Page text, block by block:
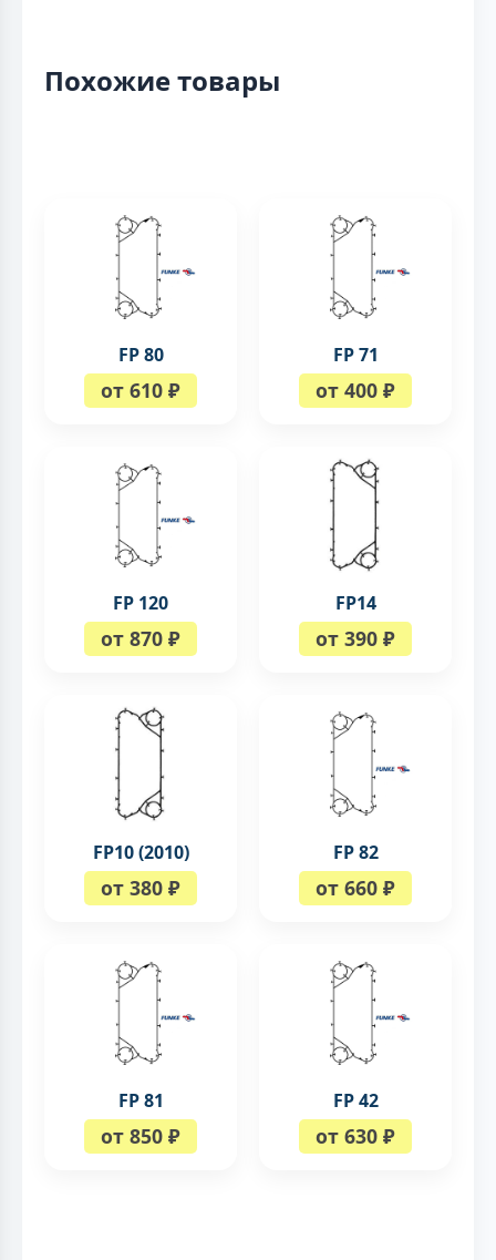
Похожие товары
FP 80
от 610 ₽
FP 71
от 400 ₽
FP 120
от 870 ₽
FP14
от 390 ₽
FP10 (2010)
от 380 ₽
FP 82
от 660 ₽
FP 81
от 850 ₽
FP 42
от 630 ₽